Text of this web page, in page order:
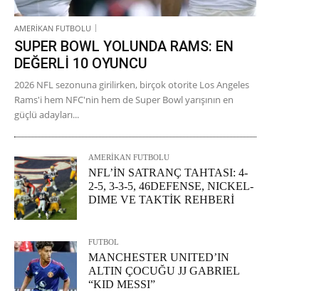
AMERİKAN FUTBOLU
SUPER BOWL YOLUNDA RAMS: EN
DEĞERLİ 10 OYUNCU
2026 NFL sezonuna girilirken, birçok otorite Los Angeles
Rams'i hem NFC'nin hem de Super Bowl yarışının en
güçlü adayları...
AMERİKAN FUTBOLU
NFL’İN SATRANÇ TAHTASI: 4-
2-5, 3-3-5, 46DEFENSE, NICKEL-
DIME VE TAKTİK REHBERİ
FUTBOL
MANCHESTER UNITED’IN
ALTIN ÇOCUĞU JJ GABRIEL
“KID MESSI”